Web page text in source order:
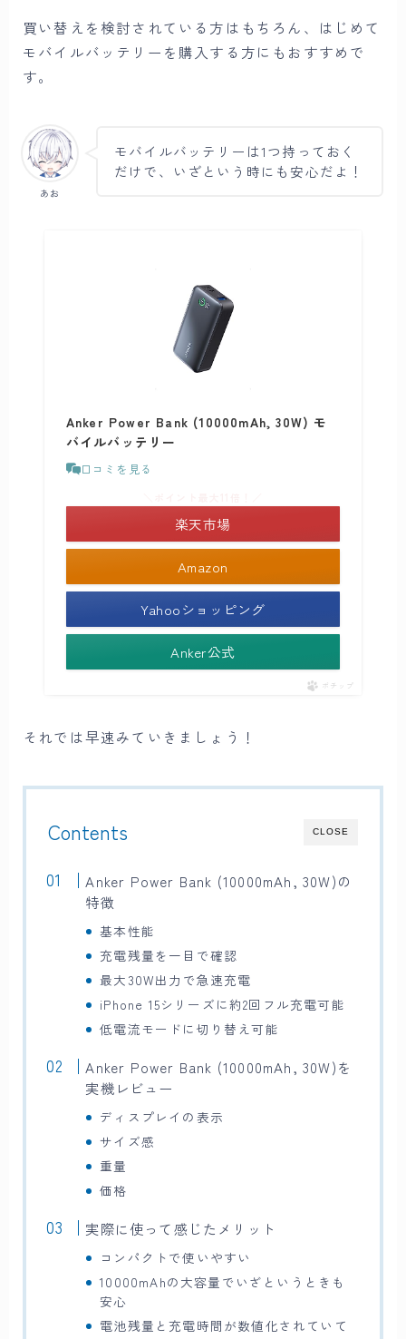
買い替えを検討されている方はもちろん、はじめて
モバイルバッテリーを購入する方にもおすすめで
す。
あお
モバイルバッテリーは1つ持っておく
だけで、いざという時にも安心だよ！
Anker Power Bank (10000mAh, 30W) モ
バイルバッテリー
口コミを見る
Amazon
楽天市場
Yahooショッピング
Anker公式
ポチップ
それでは早速みていきましょう！
CLOSE
Contents
Anker Power Bank (10000mAh, 30W)の
特徴
基本性能
充電残量を一目で確認
最大30W出力で急速充電
iPhone 15シリーズに約2回フル充電可能
低電流モードに切り替え可能
Anker Power Bank (10000mAh, 30W)を
実機レビュー
ディスプレイの表示
サイズ感
重量
価格
実際に使って感じたメリット
コンパクトで使いやすい
10000mAhの大容量でいざというときも
安心
電池残量と充電時間が数値化されていて